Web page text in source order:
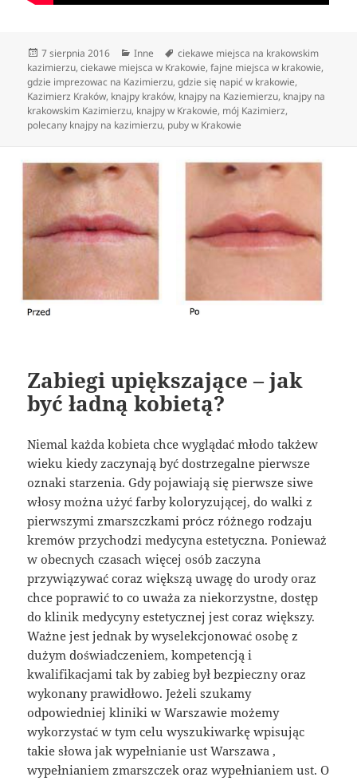
Data
publikacji
7 sierpnia 2016 Kategorie
Inne Tagi
ciekawe miejsca na krakowskim
kazimierzu,ciekawe miejsca w Krakowie,fajne miejsca w krakowie,
gdzie imprezowac na Kazimierzu,gdzie się napić w krakowie,
Kazimierz Kraków, knajpy kraków, knajpy na Kaziemierzu, knajpy na
krakowskim Kazimierzu, knajpy w Krakowie, mój Kazimierz,
polecany knajpy na kazimierzu, puby w Krakowie
Zabiegi upiększające – jak
być ładną kobietą?
Niemal każda kobieta chce wyglądać młodo takżew
wieku kiedy zaczynają być dostrzegalne pierwsze
oznaki starzenia. Gdy pojawiają się pierwsze siwe
włosy można użyć farby koloryzującej, do walki z
pierwszymi zmarszczkami prócz różnego rodzaju
kremów przychodzi medycyna estetyczna. Ponieważ
w obecnych czasach więcej osób zaczyna
przywiązywać coraz większą uwagę do urody oraz
chce poprawić to co uważa za niekorzystne, dostęp
do klinik medycyny estetycznej jest coraz większy.
Ważne jest jednak by wyselekcjonować osobę z
dużym doświadczeniem, kompetencją i
kwalifikacjami tak by zabieg był bezpieczny oraz
wykonany prawidłowo. Jeżeli szukamy
odpowiedniej kliniki w Warszawie możemy
wykorzystać w tym celu wyszukiwarkę wpisując
takie słowa jak wypełnianie ust Warszawa ,
wypełnianiem zmarszczek oraz wypełnianiem ust. O